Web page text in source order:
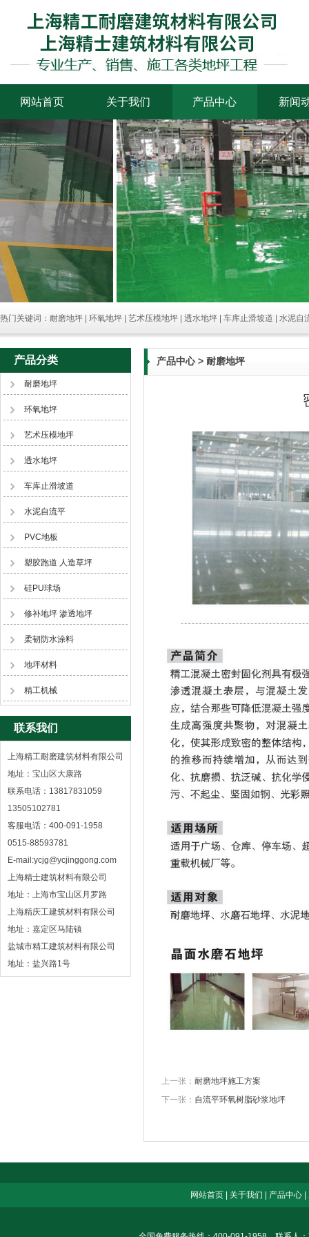
网站首页 关于我们 产品中心 新闻
热门关键词：耐磨地坪 | 环氧地坪 | 艺术压模地坪 | 透水地坪 | 车库止滑坡道 | 水泥自
产品分类
耐磨地坪
环氧地坪
艺术压模地坪
透水地坪
车库止滑坡道
水泥自流平
PVC地板
塑胶跑道 人造草坪
硅PU球场
修补地坪 渗透地坪
柔韧防水涂料
地坪材料
精工机械
联系我们
上海精工耐磨建筑材料有限公司
地址：宝山区大康路
联系电话：13817831059
13505102781
客服电话：400-091-1958
0515-88593781
E-mail:ycjg@ycjinggong.com
上海精士建筑材料有限公司
地址：上海市宝山区月罗路
上海精庆工建筑材料有限公司
地址：嘉定区马陆镇
盐城市精工建筑材料有限公司
地址：盐兴路1号
产品中心> 耐磨地坪
上一张： 耐磨地坪施工方案
下一张： 自流平环氧树脂砂浆地坪
网站首页 关于我们 产品中心 |